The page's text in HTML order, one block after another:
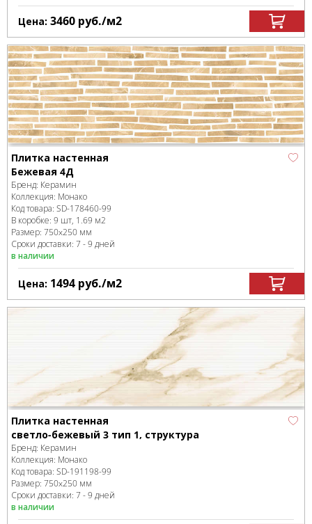
Цена: 3460 руб./м2
Плитка настенная
Бежевая 4Д
Бренд: Керамин
Коллекция: Монако
Код товара: SD-178460-99
В коробке: 9 шт, 1.69 м2
Размер: 750x250 мм
Сроки доставки: 7 - 9 дней
в наличии
Цена: 1494 руб./м2
Плитка настенная
светло-бежевый 3 тип 1, структура
Бренд: Керамин
Коллекция: Монако
Код товара: SD-191198-99
Размер: 750x250 мм
Сроки доставки: 7 - 9 дней
в наличии